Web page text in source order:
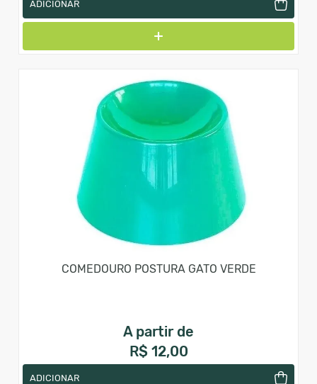
ADICIONAR
COMEDOURO POSTURA GATO VERDE
A partir de
R$ 12,00
ADICIONAR